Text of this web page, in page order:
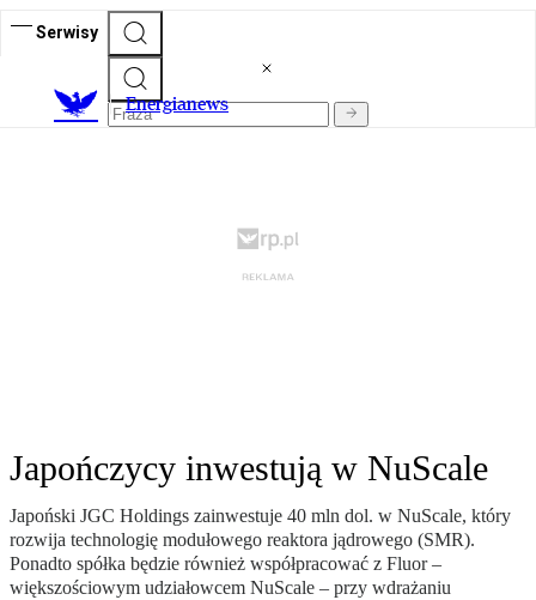
Serwisy
Energianews
Japończycy inwestują w NuScale
Japoński JGC Holdings zainwestuje 40 mln dol. w NuScale, który
rozwija technologię modułowego reaktora jądrowego (SMR).
Ponadto spółka będzie również współpracować z Fluor –
większościowym udziałowcem NuScale – przy wdrażaniu